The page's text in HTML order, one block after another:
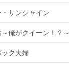
サンシャイン
俺がクイーン！？～
ク夫婦